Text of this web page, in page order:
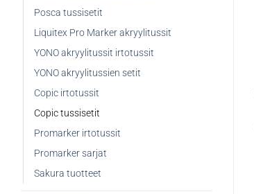
Posca tussisetit
Liquitex Pro Marker akryylitussit
YONO akryylitussit irtotussit
YONO akryylitussien setit
Copic irtotussit
Copic tussisetit
Promarker irtotussit
Promarker sarjat
Sakura tuotteet